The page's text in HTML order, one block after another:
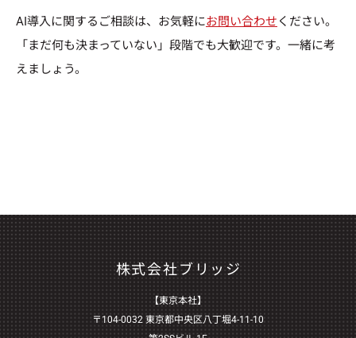
AI導入に関するご相談は、お気軽にお問い合わせ ください。
「まだ何も決まっていない」段階でも大歓迎です。一緒に考
えましょう。
株式会社ブリッジ
【東京本社】
〒104-0032 東京都中央区八丁堀4-11-10